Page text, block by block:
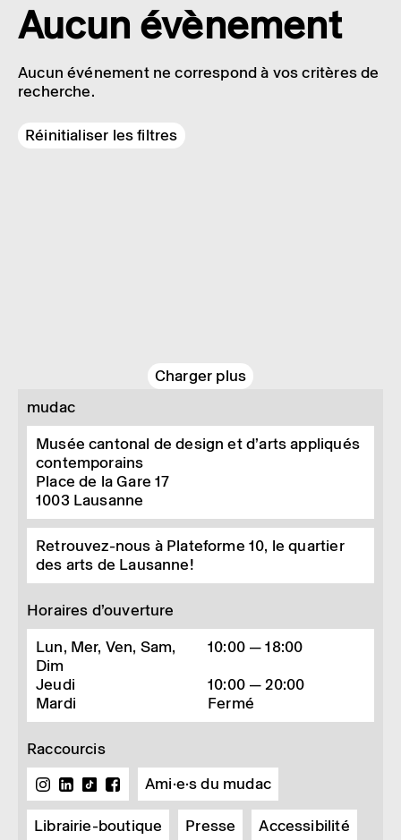
Aucun évènement
Aucun événement ne correspond à vos critères de
recherche.
Réinitialiser les filtres
Charger plus
mudac
Musée cantonal de design et d’arts appliqués
contemporains
Place de la Gare 17
1003 Lausanne
Retrouvez-nous à Plateforme 10, le quartier
des arts de Lausanne!
Horaires d’ouverture
Lun, Mer, Ven, Sam,
Dim
10:00 — 18:00
Jeudi
10:00 — 20:00
Mardi
Fermé
Raccourcis
Ami·e·s du mudac
Librairie-boutique Presse Accessibilité